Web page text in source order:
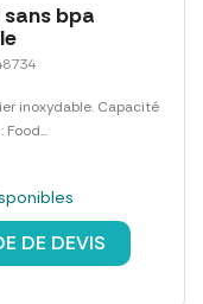
bpa
inoxydable. Capacité
DE DEVIS